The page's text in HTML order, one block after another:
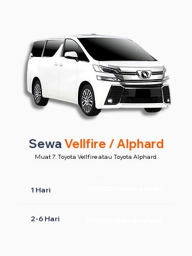
Sewa Vellfire / Alphard
Muat 7. Toyota Vellfire atau Toyota Alphard.
1 Hari
2-6 Hari